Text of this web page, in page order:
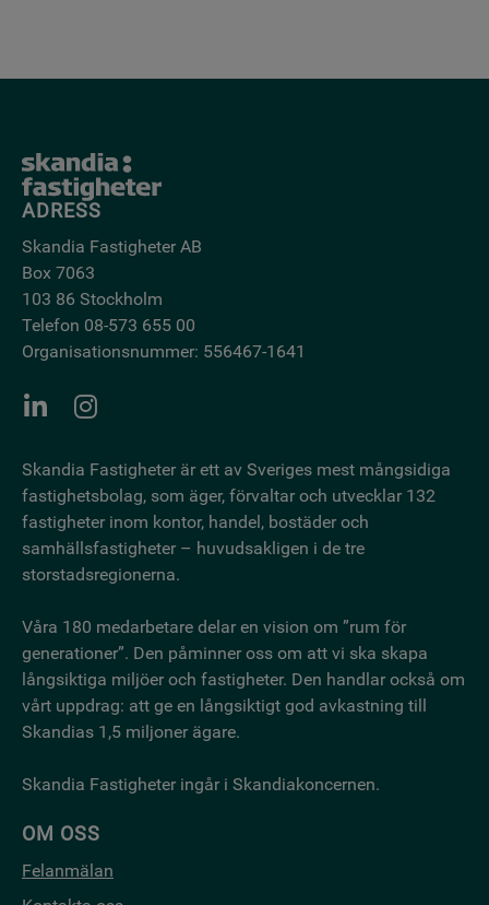
ADRESS
Skandia Fastigheter AB
Box 7063
103 86 Stockholm
Telefon 08-573 655 00
Organisationsnummer: 556467-1641
Skandia Fastigheter är ett av Sveriges mest mångsidiga
fastighetsbo­lag, som äger, förvaltar och utvecklar 132
fastigheter inom kontor, handel, bostäder och
samhällsfastigheter – huvudsakligen i de tre
storstadsregionerna.
Våra 180 medarbetare delar en vision om ”rum för
generationer”. Den påminner oss om att vi ska skapa
långsiktiga miljöer och fastigheter. Den handlar också om
vårt uppdrag: att ge en långsiktigt god avkastning till
Skandias 1,5 miljoner ägare.
Skandia Fastigheter ingår i Skandiakoncernen.
OM OSS
Felanmälan